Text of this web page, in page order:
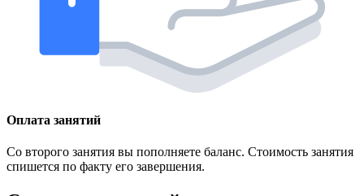
Оплата занятий
Со второго занятия вы пополняете баланс. Стоимость занятия
спишется по факту его завершения.